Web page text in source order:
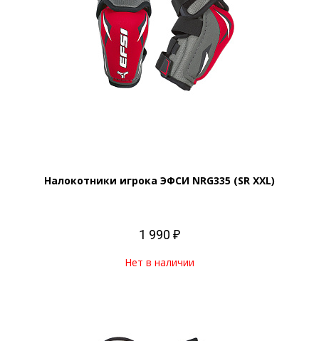
Налокотники игрока ЭФСИ NRG335 (SR XXL)
1 990 ₽
Нет в наличии